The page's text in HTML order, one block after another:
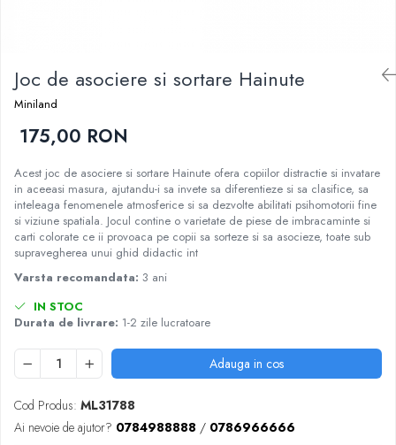
Instrumente muzicale pentru copii
Caruseluri muzicale
Joc de rol
Bucatarii pentru copii
Banc de lucru pentru copii
Papusi de mana
Casa de papusi
Bormasina magica
Papusi si Bebelusi Reborn
Jucarii cu Dinozauri
Figurine plus
Figurine
Cadou copii 10 ani
Cadou copii 11 ani
Cadou copii 12 ani
Joc de asociere si sortare Hainute
Miniland
175,00 RON
Acest joc de asociere si sortare Hainute ofera copiilor distractie si invatare
in aceeasi masura, ajutandu-i sa invete sa diferentieze si sa clasifice, sa
inteleaga fenomenele atmosferice si sa dezvolte abilitati psihomotorii fine
si viziune spatiala. Jocul contine o varietate de piese de imbracaminte si
carti colorate ce ii provoaca pe copii sa sorteze si sa asocieze, toate sub
supravegherea unui ghid didactic int
Varsta recomandata: 3 ani
IN STOC
Durata de livrare: 1-2 zile lucratoare
Adauga in cos
Cod Produs: ML31788
Ai nevoie de ajutor? 0784988888 / 0786966666